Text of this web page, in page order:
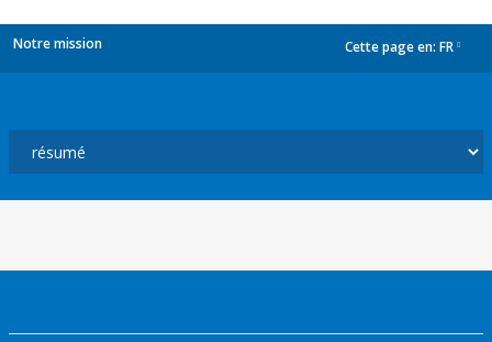
Notre mission Cette page en: FR